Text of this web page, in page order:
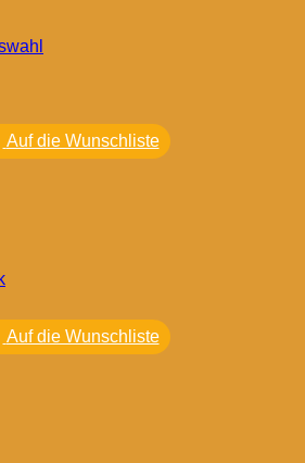
Auf die Wunschliste
Auf die Wunschliste